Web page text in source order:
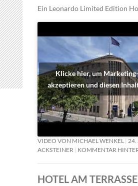
Ein Leonardo Limited Edition
Klicke hier, um
akzeptieren und diesen
VIDEO VON MICHAEL WENKEL 24.
ACKSTEINER
KOMMENTAR
HOTEL AM